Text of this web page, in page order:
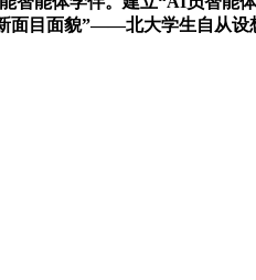
面目面貌”——北大学生自从设